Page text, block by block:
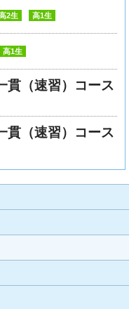
2生 高1生
高1生
（速習）コース
（速習）コース